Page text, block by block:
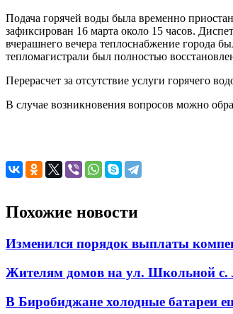
Подача горячей воды была временно
зафиксирован 16 марта около 15 часов.
вчерашнего вечера теплоснабжение города
тепломагистрали был полностью
Перерасчет за отсутствие услуги горячего
В случае возникновения вопросов можно
Похожие новости
Изменился порядок выплаты
Жителям домов на ул. Школьной с.
В Биробиджане холодные батареи